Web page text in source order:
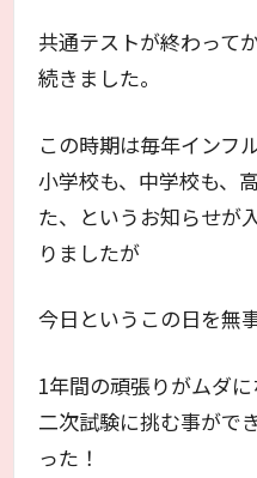
共通テストが終わって
続きました。
この時期は毎年インフ
小学校も、中学校も、
た、というお知らせが
りましたが
今日というこの日を無
1年間の頑張りがムダ
二次試験に挑む事がで
った！